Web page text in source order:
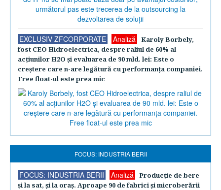
EXCLUSIV ZFCORPORATE Analiză
Karoly Borbely,
fost CEO Hidroelectrica, despre raliul de 60% al
acţiunilor H2O şi evaluarea de 90 mld. lei: Este o
creştere care n-are legătură cu performanţa companiei.
Free float-ul este prea mic
FOCUS: INDUSTRIA BERII
FOCUS: INDUSTRIA BERII Analiză
Producţie de bere
şi la sat, şi la oraş. Aproape 90 de fabrici şi microberării